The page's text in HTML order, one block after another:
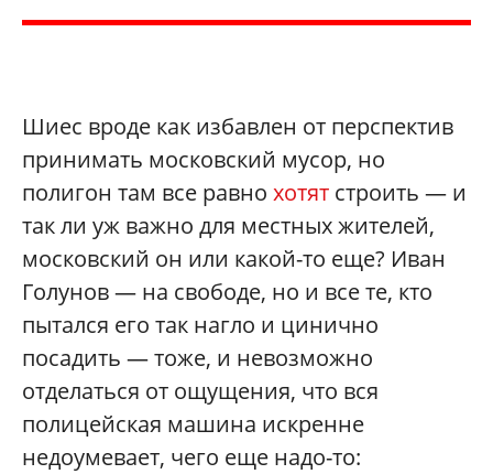
Шиес вроде как избавлен от перспектив
принимать московский мусор, но
полигон там все равно хотят строить — и
так ли уж важно для местных жителей,
московский он или какой-то еще? Иван
Голунов — на свободе, но и все те, кто
пытался его так нагло и цинично
посадить — тоже, и невозможно
отделаться от ощущения, что вся
полицейская машина искренне
недоумевает, чего еще надо-то: